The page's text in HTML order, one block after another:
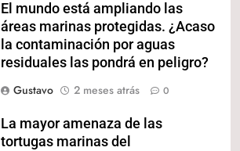
El mundo está ampliando las
áreas marinas protegidas. ¿Acaso
la contaminación por aguas
residuales las pondrá en peligro?
Gustavo
2 meses atrás 0
La mayor amenaza de las
tortugas marinas del